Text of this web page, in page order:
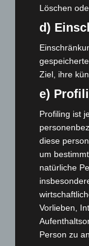
Hannover: Erste
entdeckt
7. August 2026
Brand im „Haus
eingedämmt
Region
5. August 2026
Mann läuft mit
Zeugen
5. August 2026
Celle: Mensch
Löschen
d)
Ziel, ihre
e)
Profiling ist
diese
um
natürliche
Vorlieben,
Person zu